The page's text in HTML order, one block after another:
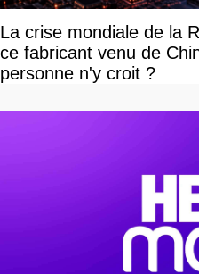
La crise mondiale de la
ce fabricant venu de
personne n'y croit ?